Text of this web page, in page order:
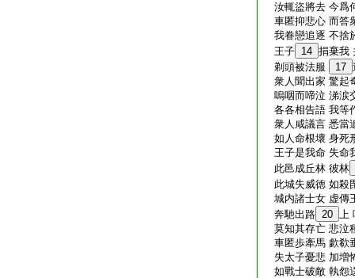
汝輒盜將去 今爲
車匿抑悲心 而答
我眷戀追逐 不捨
王子 14 捐棄我
剃頭被法服
17
衆人聞出家 驚起
嗚咽而啼泣 涕涙
各各相告語 我等
衆人咸議言 悉當
如人命根壞 身死
王子是我命 失命
此邑成丘林 彼林
此城失威徳 如殺
城内諸士女 虚傳
奔馳出路 20 上
莫知其存亡 悲泣
車匿歩牽馬 歔欷
失太子憂悲 加増
如戰士破敵 執怨